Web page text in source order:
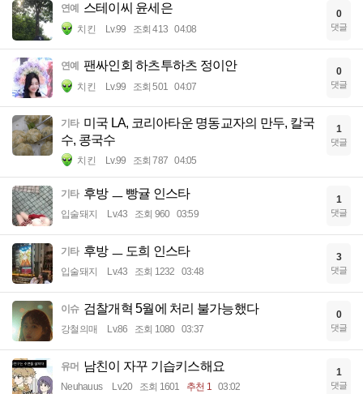
연예 스테이씨 윤세은
치킨 Lv.99 조회 413 04:08
0
댓글
연예 팬싸인회 하츠투하츠 정이안
치킨 Lv.99 조회 501 04:07
0
댓글
기타 미국 LA, 코리아타운 명동교자의 만두, 칼국
수, 콩국수
치킨 Lv.99 조회 787 04:05
1
댓글
기타 후방 ㅡ 빵귤 인스타
입술돼지 Lv.43 조회 960 03:59
1
댓글
기타 후방 ㅡ 도희 인스타
입술돼지 Lv.43 조회 1232 03:48
3
댓글
이슈 검찰개혁 5월에 처리 불가능했다
강철의매 Lv.86 조회 1080 03:37
0
댓글
유머 남친이 자꾸 기습키스해요
Neuhauus Lv.20 조회 1601 추천 1 03:02
1
댓글